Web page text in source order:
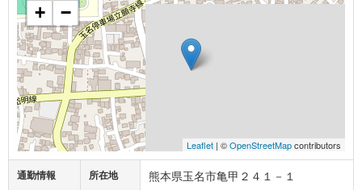
+ −
Leaflet | ©OpenStreetMapcontributors
通勤情報 所在地 熊本県玉名市亀甲２４１－１